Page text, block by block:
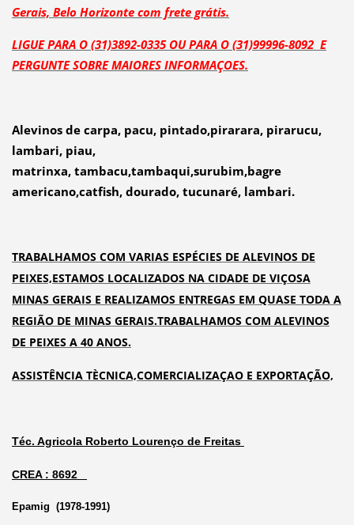
Gerais, Belo Horizonte com frete grátis.
LIGUE PARA O (31)3892-0335 OU PARA O (31)99996-8092 E
PERGUNTE SOBRE MAIORES INFORMAÇOES.
Alevinos de carpa, pacu, pintado,pirarara, pirarucu,
lambari, piau,
matrinxa, tambacu,tambaqui,surubim,bagre
americano,catfish, dourado, tucunaré, lambari.
TRABALHAMOS COM VARIAS ESPÉCIES DE ALEVINOS DE
PEIXES,ESTAMOS LOCALIZADOS NA CIDADE DE VIÇOSA
MINAS GERAIS E REALIZAMOS ENTREGAS EM QUASE TODA A
REGIÃO DE MINAS GERAIS.TRABALHAMOS COM ALEVINOS
DE PEIXES A 40ANOS.
ASSISTÊNCIA TÈCNICA,COMERCIALIZAÇAO E EXPORTAÇÃO,
Téc. Agricola Roberto Lourenço de Freitas
CREA : 8692
Epamig (1978-1991)